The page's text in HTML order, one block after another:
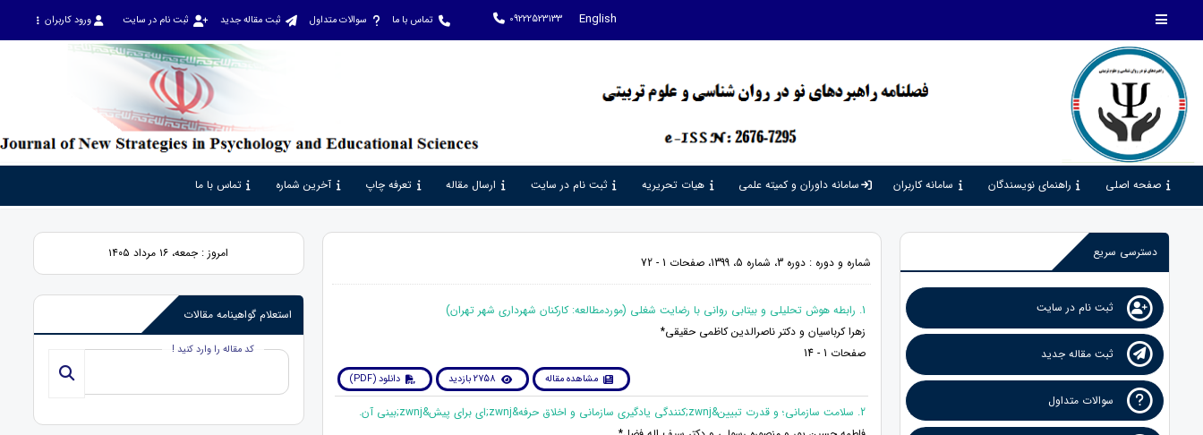
English
09222523133 تماس با ما سوالات متداول ثبت مقاله جدید ثبت نام در سایت ورود کاربران
صفحه اصلی راهنمای نویسندگان سامانه کاربران سامانه داوران و کمیته علمی هیات تحریریه ثبت نام در سایت ارسال مقاله تعرفه چاپ آخرین شماره تماس با ما
دسترسی سریع
ثبت نام در سایت
ثبت مقاله جدید
سوالات متداول
شماره و دوره : دوره 3، شماره 5، 1399، صفحات 1 - 72
1. رابطه هوش تحلیلی و بیتابی روانی با رضایت شغلی (موردمطالعه: کارکنان شهرداری شهر تهران)
زهرا کرباسیان و دکتر ناصرالدین کاظمی حقیقی*
صفحات 1 - 14
مشاهده مقاله 2758 بازدید دانلود (PDF)
2. سلامت سازمانی؛ و قدرت تبیین&zwnj;کنندگی یادگیری سازمانی و اخلاق حرفه&zwnj;ای برای پیش&zwnj;بینی آن.
امروز : جمعه، ۱۶ مرداد ۱۴۰۵
استعلام گواهینامه مقالات
کد مقاله را وارد کنید !